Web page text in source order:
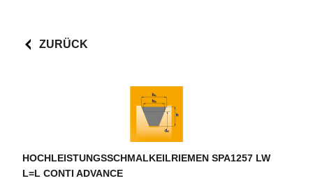
ZURÜCK
HOCHLEISTUNGSSCHMALKEILRIEMEN SPA1257 LW
L=L CONTI ADVANCE